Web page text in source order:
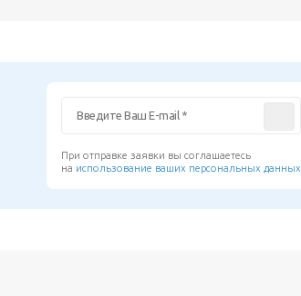
При отправке заявки вы соглашаетесь
на использование ваших персональных данных